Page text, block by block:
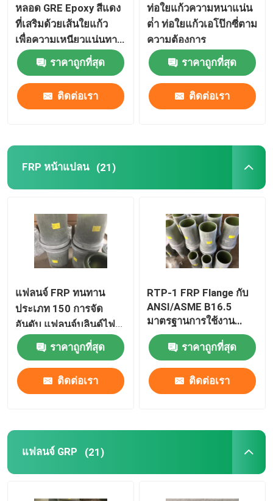
หลอด GRE Epoxy สีแดง
ที่เสริมด้วยเส้นใยแก้ว
เพื่อความเหนียวแน่นทาง
ไฟฟ้า
ราคาถูกที่สุด
ติดต่อเรา
ท่อใยแก้วความหนาแน่น
ต่ํา ท่อใยแก้วเอโป๊กซี่ตาม
ความต้องการ
ราคาถูกที่สุด
ติดต่อเรา
FRP หน้าแปลน (21)
แฟลนจ์ FRP ทนทาน
ประเภท 150 การจัด
อันดับ แฟลนจ์บลินด์ไฟ
เบอร์กล๊าส
ราคาถูกที่สุด
ติดต่อเรา
RTP-1 FRP Flange กับ
ANSI/ASME B16.5
มาตรฐานการใช้งาน
อุตสาหกรรม
ราคาถูกที่สุด
ติดต่อเรา
แฟลนจ์ GRP (21)